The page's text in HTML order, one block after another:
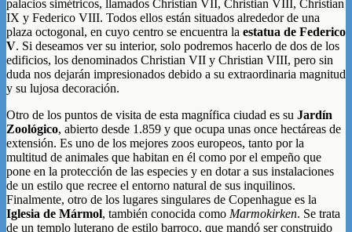
palacios simétricos, llamados Christian VII, Christian VIII, Christian
IX y Federico VIII. Todos ellos están situados alrededor de una
plaza octogonal, en cuyo centro se encuentra la estatua de Federico
V. Si deseamos ver su interior, solo podremos hacerlo de dos de los
edificios, los denominados Christian VII y Christian VIII, pero sin
duda nos dejarán impresionados debido a su extraordinaria magnitud
y su lujosa decoración.
Otro de los puntos de visita de esta magnífica ciudad es su Jardín
Zoológico, abierto desde 1.859 y que ocupa unas once hectáreas de
extensión. Es uno de los mejores zoos europeos, tanto por la
multitud de animales que habitan en él como por el empeño que
pone en la protección de las especies y en dotar a sus instalaciones
de un estilo que recree el entorno natural de sus inquilinos.
Finalmente, otro de los lugares singulares de Copenhague es la
Iglesia de Mármol, también conocida como Marmokirken. Se trata
de un templo luterano de estilo barroco, que mandó ser construido